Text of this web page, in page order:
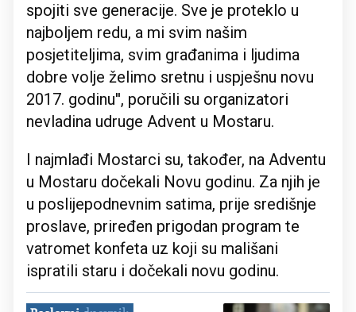
spojiti sve generacije. Sve je proteklo u
najboljem redu, a mi svim našim
posjetiteljima, svim građanima i ljudima
dobre volje želimo sretnu i uspješnu novu
2017. godinu'', poručili su organizatori
nevladina udruge Advent u Mostaru.
I najmlađi Mostarci su, također, na Adventu
u Mostaru dočekali Novu godinu. Za njih je
u poslijepodnevnim satima, prije središnje
proslave, priređen prigodan program te
vatromet konfeta uz koji su mališani
ispratili staru i dočekali novu godinu.